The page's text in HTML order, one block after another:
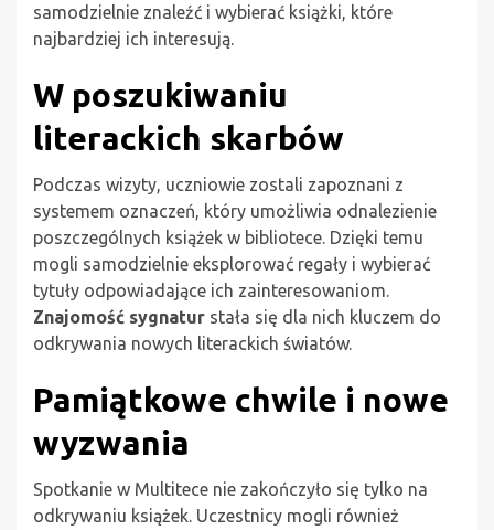
samodzielnie znaleźć i wybierać książki, które
najbardziej ich interesują.
W poszukiwaniu
literackich skarbów
Podczas wizyty, uczniowie zostali zapoznani z
systemem oznaczeń, który umożliwia odnalezienie
poszczególnych książek w bibliotece. Dzięki temu
mogli samodzielnie eksplorować regały i wybierać
tytuły odpowiadające ich zainteresowaniom.
Znajomość sygnatur stała się dla nich kluczem do
odkrywania nowych literackich światów.
Pamiątkowe chwile i nowe
wyzwania
Spotkanie w Multitece nie zakończyło się tylko na
odkrywaniu książek. Uczestnicy mogli również